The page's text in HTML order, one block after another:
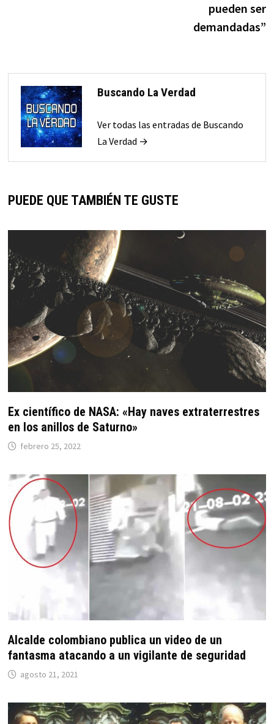
pueden ser
demandadas”
Buscando La Verdad
Ver todas las entradas de Buscando
La Verdad →
PUEDE QUE TAMBIÉN TE GUSTE
Ex científico de NASA: «Hay naves extraterrestres
en los anillos de Saturno»
febrero 25, 2022
Alcalde colombiano publica un video de un
fantasma atacando a un vigilante de seguridad
agosto 21, 2021